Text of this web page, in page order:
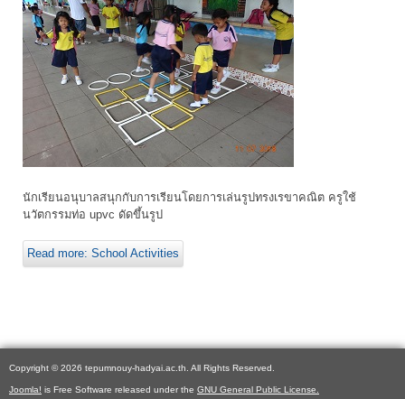
นักเรียนอนุบาลสนุกกับการเรียนโดยการเล่นรูปทรงเรขาคณิต ครูใช้
นวัตกรรมท่อ upvc ดัดขึ้นรูป
Read more: School Activities
Copyright © 2026 tepumnouy-hadyai.ac.th. All Rights Reserved.
Joomla! is Free Software released under the GNU General Public License.